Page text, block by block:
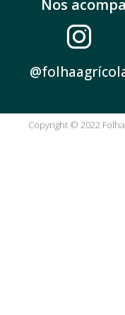
Nos
Copyright © 2022